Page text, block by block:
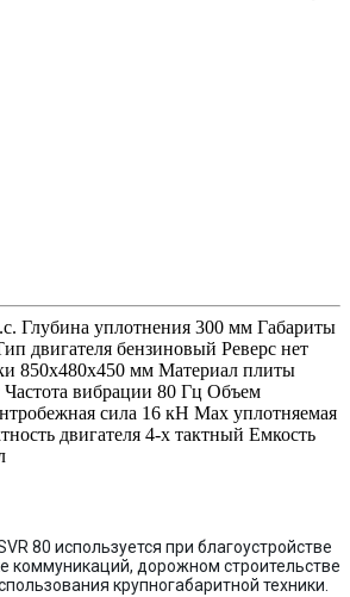
Глубина уплотнения 300 мм Габариты
двигателя бензиновый Реверс нет
850х480х450 мм Материал плиты
Частота вибрации 80 Гц Объем
сила 16 кН Max уплотняемая
двигателя 4-х тактный Емкость
80 используется при благоустройстве
коммуникаций, дорожном строительстве
крупногабаритной техники.